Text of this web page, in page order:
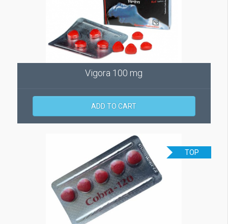
Vigora 100 mg
ADD TO CART
TOP